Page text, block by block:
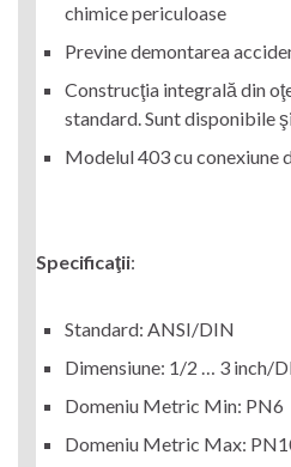
chimice periculoase
Previne demontarea
Construcţia integrală din
standard. Sunt disponibile
Modelul 403 cu conexiune
Specificaţii:
Standard: ANSI/DIN
Dimensiune: 1/2 … 3 inch/
Domeniu Metric Min: PN6
Domeniu Metric Max: